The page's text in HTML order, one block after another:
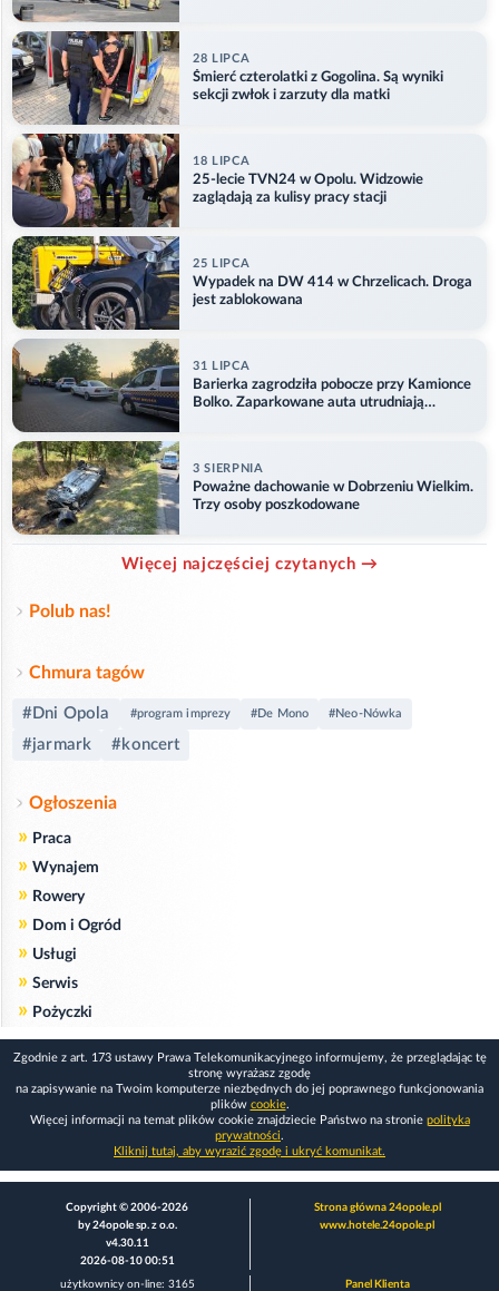
28 LIPCA
Śmierć czterolatki z Gogolina. Są wyniki
sekcji zwłok i zarzuty dla matki
18 LIPCA
25-lecie TVN24 w Opolu. Widzowie
zaglądają za kulisy pracy stacji
25 LIPCA
Wypadek na DW 414 w Chrzelicach. Droga
jest zablokowana
31 LIPCA
Barierka zagrodziła pobocze przy Kamionce
Bolko. Zaparkowane auta utrudniają
3 SIERPNIA
Poważne dachowanie w Dobrzeniu Wielkim.
Trzy osoby poszkodowane
Więcej najczęściej czytanych →
Polub nas!
Chmura tagów
#Dni Opola #program imprezy #De Mono #Neo-Nówka
#jarmark #koncert
Ogłoszenia
» Praca
» Wynajem
» Rowery
» Dom i Ogród
» Usługi
» Serwis
» Pożyczki
Zgodnie z art. 173 ustawy Prawa Telekomunikacyjnego informujemy, że przeglądając tę
stronę wyrażasz zgodę
na zapisywanie na Twoim komputerze niezbędnych do jej poprawnego funkcjonowania
plików cookie.
Więcej informacji na temat plików cookie znajdziecie Państwo na stronie polityka
prywatności.
Kliknij tutaj, aby wyrazić zgodę i ukryć komunikat.
Copyright © 2006-2026
by 24opole sp. z o.o.
v4.30.11
2026-08-10 00:51
Strona główna 24opole.pl
www.hotele.24opole.pl
użytkownicy on-line: 3165 Panel Klienta